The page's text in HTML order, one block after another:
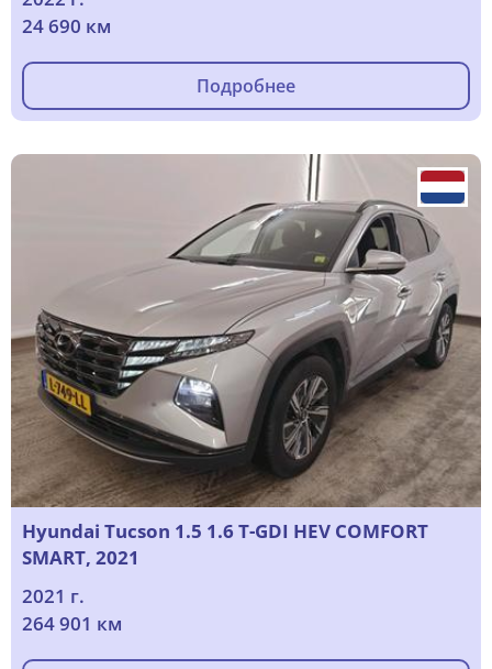
24 690 км
Подробнее
Hyundai Tucson 1.5 1.6 T-GDI HEV COMFORT
SMART, 2021
2021 г.
264 901 км